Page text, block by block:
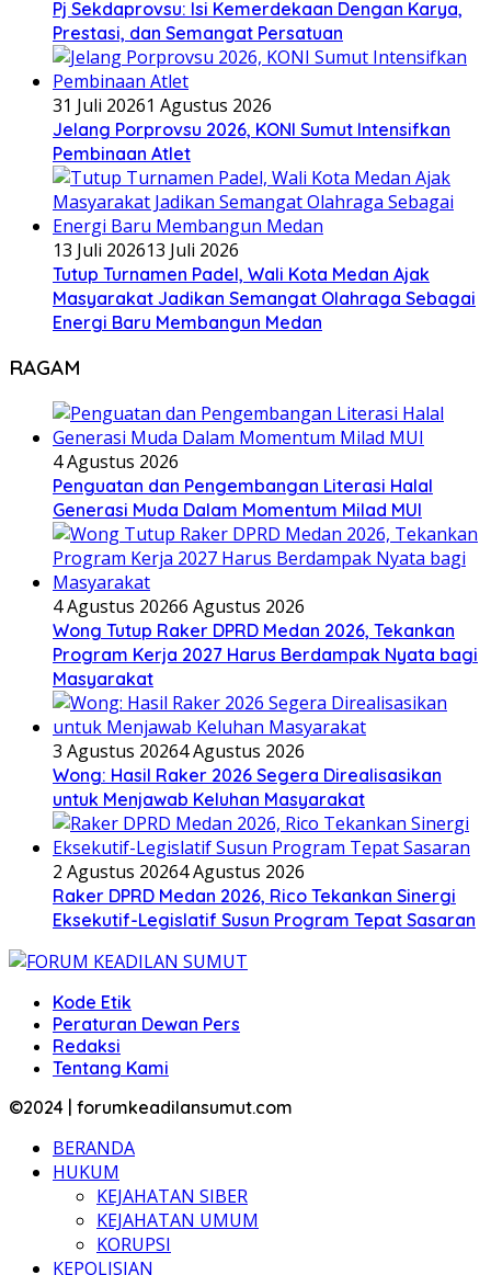
Pj Sekdaprovsu: Isi Kemerdekaan Dengan Karya,
Prestasi, dan Semangat Persatuan
31 Juli 20261 Agustus 2026
Jelang Porprovsu 2026, KONI Sumut Intensifkan
Pembinaan Atlet
13 Juli 202613 Juli 2026
Tutup Turnamen Padel, Wali Kota Medan Ajak
Masyarakat Jadikan Semangat Olahraga Sebagai
Energi Baru Membangun Medan
RAGAM
4 Agustus 2026
Penguatan dan Pengembangan Literasi Halal
Generasi Muda Dalam Momentum Milad MUI
4 Agustus 20266 Agustus 2026
Wong Tutup Raker DPRD Medan 2026, Tekankan
Program Kerja 2027 Harus Berdampak Nyata bagi
Masyarakat
3 Agustus 20264 Agustus 2026
Wong: Hasil Raker 2026 Segera Direalisasikan
untuk Menjawab Keluhan Masyarakat
2 Agustus 20264 Agustus 2026
Raker DPRD Medan 2026, Rico Tekankan Sinergi
Eksekutif-Legislatif Susun Program Tepat Sasaran
Kode Etik
Peraturan Dewan Pers
Redaksi
Tentang Kami
©2024 | forumkeadilansumut.com
BERANDA
HUKUM
KEJAHATAN SIBER
KEJAHATAN UMUM
KORUPSI
KEPOLISIAN